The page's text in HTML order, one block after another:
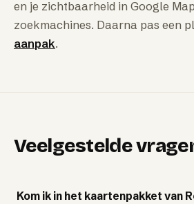
en je zichtbaarheid in Google
zoekmachines. Daarna pas een
aanpak.
Veelgestelde
Kom ik in het kaartenpakket van